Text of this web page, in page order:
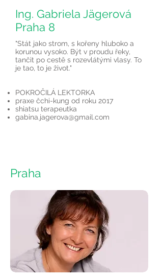
Ing. Gabriela Jägerová
Praha 8
"Stát jako strom, s kořeny hluboko a
korunou vysoko. Být v proudu řeky,
tančit po cestě s rozevlátými vlasy. To
je tao, to je život."
POKROČILÁ LEKTORKA
praxe čchi-kung od roku 2017
shiatsu terapeutka
gabina.jagerova@gmail.com
Praha